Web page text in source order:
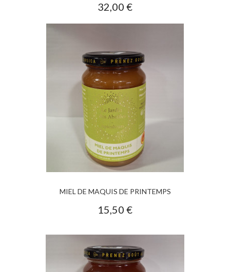
32,00 €
MIEL DE MAQUIS DE PRINTEMPS
15,50 €